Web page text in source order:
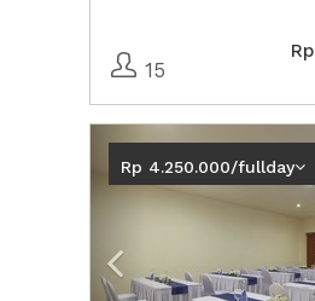
15
Rp
Previous
Rp 4.250.000/fullday